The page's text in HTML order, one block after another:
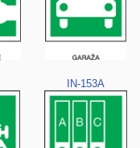
IN-153A